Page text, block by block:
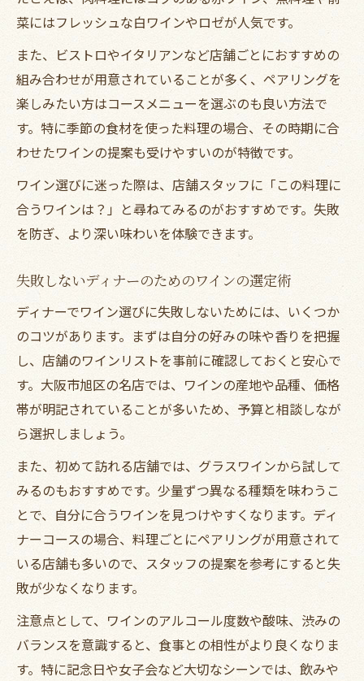
菜にはフレッシュな白ワインやロゼが人気です。
また、ビストロやイタリアンなど店舗ごとにおすすめの
組み合わせが用意されていることが多く、ペアリングを
楽しみたい方はコースメニューを選ぶのも良い方法で
す。特に季節の食材を使った料理の場合、その時期に合
わせたワインの提案も受けやすいのが特徴です。
ワイン選びに迷った際は、店舗スタッフに「この料理に
合うワインは？」と尋ねてみるのがおすすめです。失敗
を防ぎ、より深い味わいを体験できます。
失敗しないディナーのためのワインの選定術
ディナーでワイン選びに失敗しないためには、いくつか
のコツがあります。まずは自分の好みの味や香りを把握
し、店舗のワインリストを事前に確認しておくと安心で
す。大阪市旭区の名店では、ワインの産地や品種、価格
帯が明記されていることが多いため、予算と相談しなが
ら選択しましょう。
また、初めて訪れる店舗では、グラスワインから試して
みるのもおすすめです。少量ずつ異なる種類を味わうこ
とで、自分に合うワインを見つけやすくなります。ディ
ナーコースの場合、料理ごとにペアリングが用意されて
いる店舗も多いので、スタッフの提案を参考にすると失
敗が少なくなります。
注意点として、ワインのアルコール度数や酸味、渋みの
バランスを意識すると、食事との相性がより良くなりま
す。特に記念日や女子会など大切なシーンでは、飲みや